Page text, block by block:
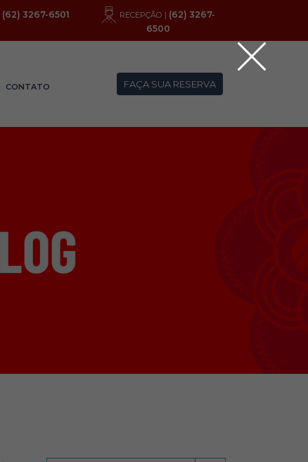
(62) 3267-6501 RECEPÇÃO | (62) 3267-
6500
CONTATO FAÇA SUA RESERVA